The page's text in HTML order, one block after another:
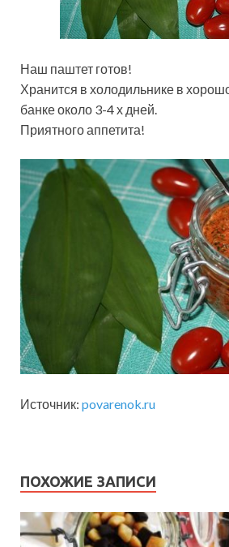
Наш паштет готов!
Хранится в холодильнике в
банке около 3-4 х дней.
Приятного аппетита!
Источник: povarenok.ru
ПОХОЖИЕ ЗАПИСИ